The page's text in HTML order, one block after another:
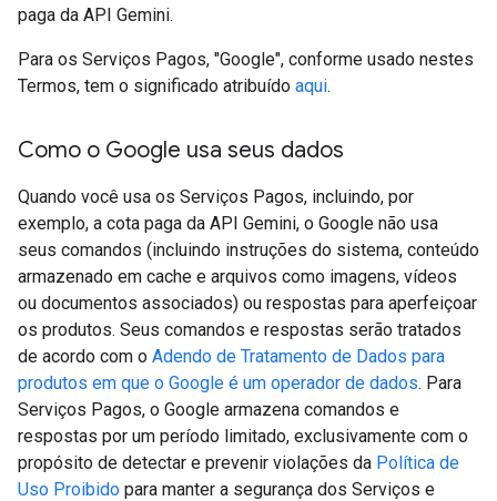
paga da API Gemini.
Para os Serviços Pagos, "Google", conforme usado nestes
Termos, tem o significado atribuído aqui.
Como o Google usa seus dados
Quando você usa os Serviços Pagos, incluindo, por
exemplo, a cota paga da API Gemini, o Google não usa
seus comandos (incluindo instruções do sistema, conteúdo
armazenado em cache e arquivos como imagens, vídeos
ou documentos associados) ou respostas para aperfeiçoar
os produtos. Seus comandos e respostas serão tratados
de acordo com o Adendo de Tratamento de Dados para
produtos em que o Google é um operador de dados. Para
Serviços Pagos, o Google armazena comandos e
respostas por um período limitado, exclusivamente com o
propósito de detectar e prevenir violações da Política de
Uso Proibido para manter a segurança dos Serviços e